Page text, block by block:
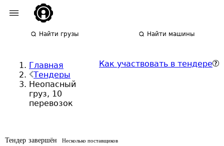
Найти грузы Найти машины
Главная
Тендеры
Неопасный
груз, 10
перевозок
Как участвовать в тендере
Тендер завершён Несколько поставщиков